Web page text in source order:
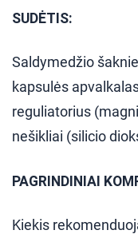
SUDĖTIS:
Saldymedžio
kapsulės
reguliatorius
nešikliai (silicio
PAGRINDINIAI
Kiekis